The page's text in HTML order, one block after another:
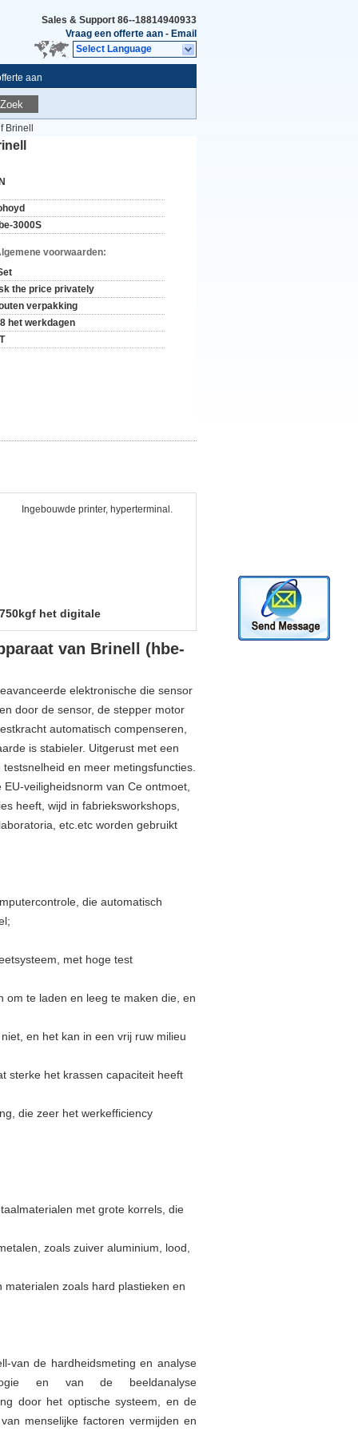
Sales & Support 86--18814940933
Vraag een offerte aan - Email
Select Language
aan
Zoek
3000S
voorwaarden:
the price privately
verpakking
het werkdagen
Ingebouwde printer, hyperterminal.
het digitale
van Brinell (hbe-
elektronische die sensor
door de sensor, de stepper motor
automatisch compenseren,
is stabieler. Uitgerust met een
en meer metingsfuncties.
veiligheidsnorm van Ce ontmoet,
heeft, wijd in fabrieksworkshops,
etc.etc worden gebruikt
die automatisch
met hoge test
om te laden en leeg te maken die, en
en het kan in een vrij ruw milieu
sterke het krassen capaciteit heeft
die zeer het werkefficiency
met grote korrels, die
zoals zuiver aluminium, lood,
zoals hard plastieken en
van de hardheidsmeting en analyse
en van de beeldanalyse
door het optische systeem, en de
menselijke factoren vermijden en